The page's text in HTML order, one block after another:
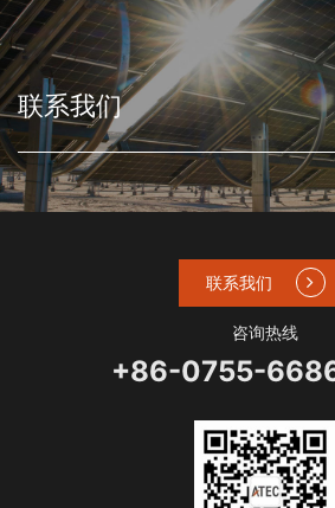
联系我们
联系我们
咨询热线
+86-0755-